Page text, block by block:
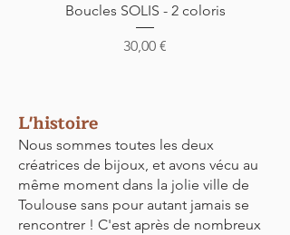
Boucles SOLIS - 2 coloris
Prix
30,00 €
L'histoire
Nous sommes toutes les deux
créatrices de bijoux, et avons vécu au
même moment dans la jolie ville de
Toulouse sans pour autant jamais se
rencontrer ! C'est après de nombreux